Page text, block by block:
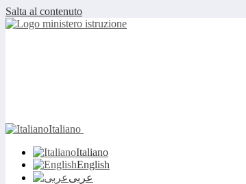
Salta al contenuto
Italiano
Italiano
English
عربى